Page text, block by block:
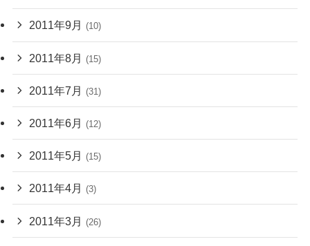
2011年9月 (10)
2011年8月 (15)
2011年7月 (31)
2011年6月 (12)
2011年5月 (15)
2011年4月 (3)
2011年3月 (26)